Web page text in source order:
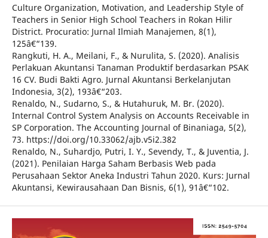
Culture Organization, Motivation, and Leadership Style of
Teachers in Senior High School Teachers in Rokan Hilir
District. Procuratio: Jurnal Ilmiah Manajemen, 8(1),
125â€“139.
Rangkuti, H. A., Meilani, F., & Nurulita, S. (2020). Analisis
Perlakuan Akuntansi Tanaman Produktif berdasarkan PSAK
16 CV. Budi Bakti Agro. Jurnal Akuntansi Berkelanjutan
Indonesia, 3(2), 193â€“203.
Renaldo, N., Sudarno, S., & Hutahuruk, M. Br. (2020).
Internal Control System Analysis on Accounts Receivable in
SP Corporation. The Accounting Journal of Binaniaga, 5(2),
73. https://doi.org/10.33062/ajb.v5i2.382
Renaldo, N., Suhardjo, Putri, I. Y., Sevendy, T., & Juventia, J.
(2021). Penilaian Harga Saham Berbasis Web pada
Perusahaan Sektor Aneka Industri Tahun 2020. Kurs: Jurnal
Akuntansi, Kewirausahaan Dan Bisnis, 6(1), 91â€“102.